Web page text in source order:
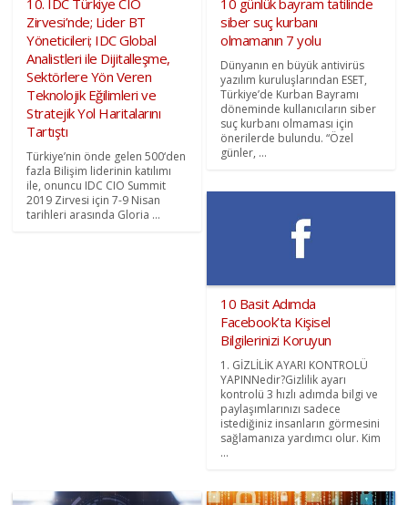
Zirvesi’nde; Lider BT
Yöneticileri; IDC Global
Analistleri ile Dijitalleşme,
Sektörlere Yön Veren
Teknolojik Eğilimleri ve
Stratejik Yol Haritalarını
Tartıştı
Türkiye’nin önde gelen 500‘den
fazla Bilişim liderinin katılımı
ile, onuncu IDC CIO Summit
2019 Zirvesi için 7-9 Nisan
tarihleri arasında Gloria ...
siber suç kurbanı
olmamanın 7 yolu
Dünyanın en büyük antivirüs
yazılım kuruluşlarından ESET,
Türkiye’de Kurban Bayramı
döneminde kullanıcıların siber
suç kurbanı olmaması için
önerilerde bulundu. “Özel
günler, ...
10 Basit Adımda
Facebook’ta Kişisel
Bilgilerinizi Koruyun
1. GİZLİLİK AYARI KONTROLÜ
YAPINNedir?Gizlilik ayarı
kontrolü 3 hızlı adımda bilgi ve
paylaşımlarınızı sadece
istediğiniz insanların görmesini
sağlamanıza yardımcı olur. Kim
...